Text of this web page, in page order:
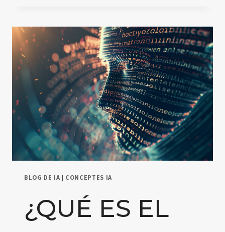
EDUCACIÓN
CON
IA
AVANZADA
BLOG DE IA | CONCEPTES IA
¿QUÉ ES EL